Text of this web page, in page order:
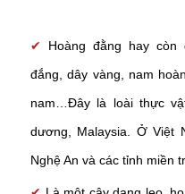
✔ Hoàng đằng hay
đắng, dây vàng, nam
nam…Đây là loài thực
dương, Malaysia. Ở Việt
Nghệ An và các tỉnh miền